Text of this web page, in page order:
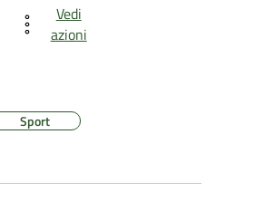
Vedi
azioni
Sport